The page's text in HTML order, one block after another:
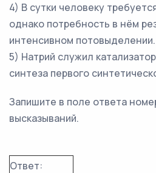
4) В сутки человеку
однако потребность в нём
интенсивном потовыделении.
5) Натрий служил
синтеза первого
Запишите в поле ответа
высказываний.
Ответ: